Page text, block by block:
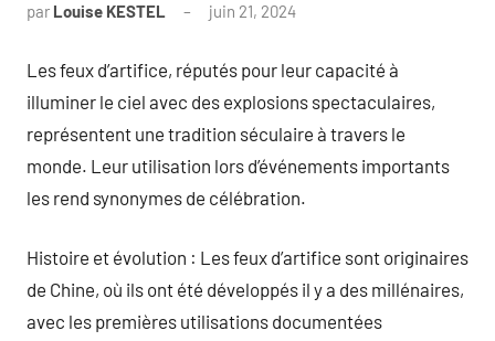
par Louise KESTEL juin 21, 2024
Les feux d’artifice, réputés pour leur capacité à
illuminer le ciel avec des explosions spectaculaires,
représentent une tradition séculaire à travers le
monde. Leur utilisation lors d’événements importants
les rend synonymes de célébration.
Histoire et évolution : Les feux d’artifice sont originaires
de Chine, où ils ont été développés il y a des millénaires,
avec les premières utilisations documentées